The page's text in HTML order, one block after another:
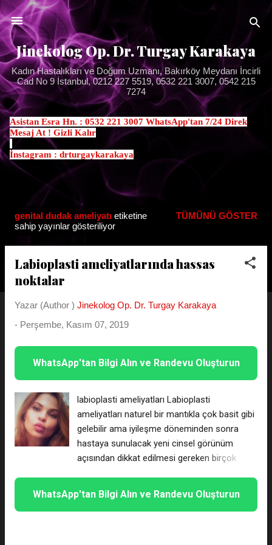
Jinekolog Op. Dr. Turgay Karakaya
Kadın Hastalıkları ve Doğum Uzmanı, Bakırköy Meydanı İncirli
Cad No 9 İstanbul, 0212 227 5519, 0532 221 3007, 0542 215
7274
Asistan Esra Hn. : 0532 221 3007 WhatsApp'tan 7/24 Direk
Mesaj At ! Gizli Kalır
İnstagram : drturgaykarakaya
K
genital dudak ameliyatı etiketine
sahip yayınlar gösteriliyor
TÜMÜNÜ GÖSTER
Labioplasti ameliyatlarında hassas
noktalar
Yazar (Author ) Jinekolog Op. Dr. Turgay Karakaya
- Perşembe, Kasım 07, 2019
WhatsApp'tan Bilgi Alın ve Randevu Oluşturun
labioplasti ameliyatları Labioplasti
ameliyatları naturel bir mantıkla çok basit gibi
gelebilir ama iyileşme döneminden sonra
hastaya sunulacak yeni cinsel görünüm
açısından dikkat edilmesi gereken birçok
tırtık gibi izler kalmaz, dokuları yakmadığı için
WhatsApp'tan Bilgi Alın ve Randevu Oluşturun